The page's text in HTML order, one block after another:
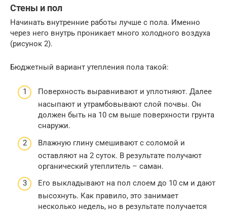
Стены и пол
Начинать внутренние работы лучше с пола. Именно
через него внутрь проникает много холодного воздуха
(рисунок 2).
Бюджетный вариант утепления пола такой:
Поверхность выравнивают и уплотняют. Далее
насыпают и утрамбовывают слой почвы. Он
должен быть на 10 см выше поверхности грунта
снаружи.
Влажную глину смешивают с соломой и
оставляют на 2 суток. В результате получают
органический утеплитель – саман.
Его выкладывают на пол слоем до 10 см и дают
высохнуть. Как правило, это занимает
несколько недель, но в результате получается